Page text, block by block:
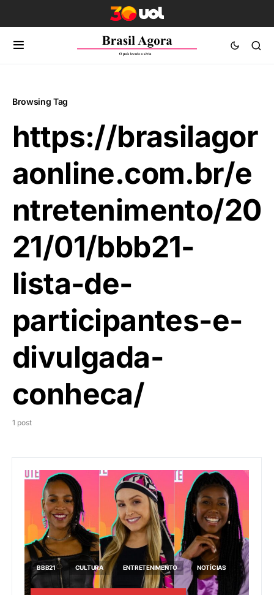
Browsing Tag
https://brasilagor
aonline.com.br/e
ntretenimento/20
21/01/bbb21-
lista-de-
participantes-e-
divulgada-
conheca/
1 post
BBB21 CULTURA ENTRETENIMENTO NOTÍCIAS